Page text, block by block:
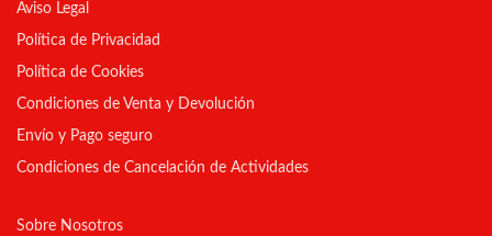
Aviso Legal
Política de Privacidad
Política de Cookies
Condiciones de Venta y Devolución
Envío y Pago seguro
Condiciones de Cancelación de Actividades
Sobre Nosotros